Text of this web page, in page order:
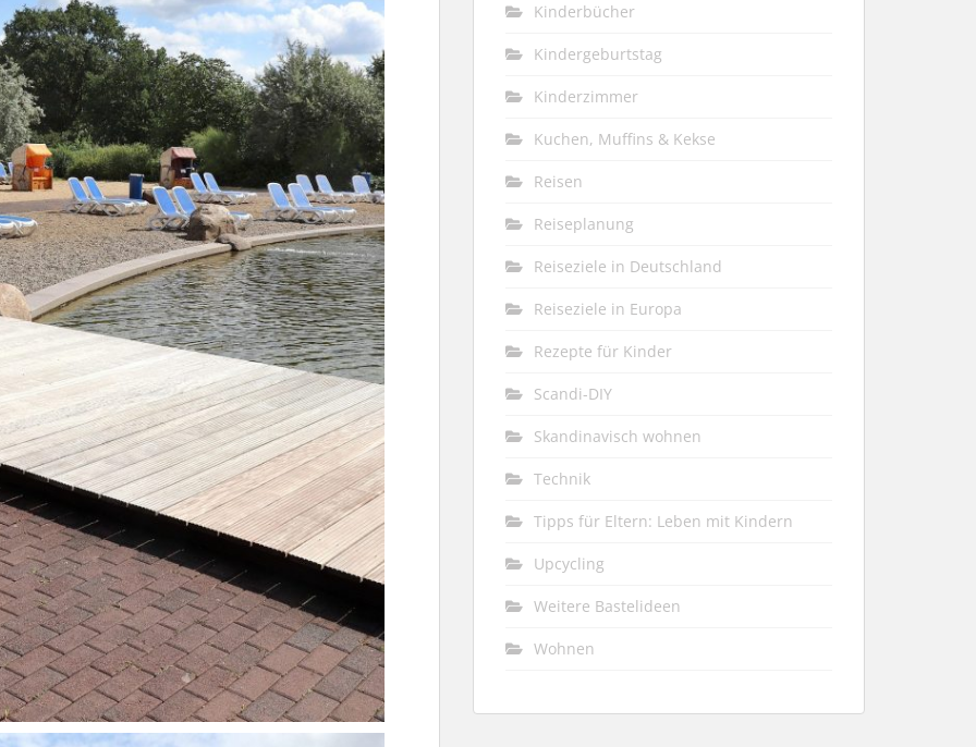
Kinderbücher
Kindergeburtstag
Kinderzimmer
Kuchen, Muffins & Kekse
Reisen
Reiseplanung
Reiseziele in Deutschland
Reiseziele in Europa
Rezepte für Kinder
Scandi-DIY
Skandinavisch wohnen
Technik
Tipps für Eltern: Leben mit Kindern
Upcycling
Weitere Bastelideen
Wohnen